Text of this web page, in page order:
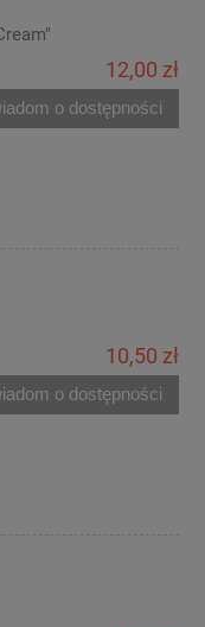
12,00 zł
o dostępności
10,50 zł
o dostępności